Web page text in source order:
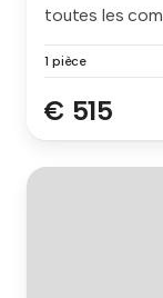
toutes les com...
1 pièce
€ 515